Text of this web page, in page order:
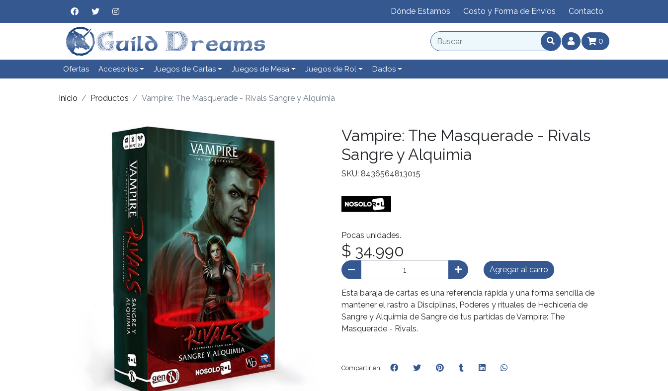
Dónde Estamos Costo y Forma de Envíos Contacto
0
Ofertas Accesorios Juegos de Cartas Juegos de Mesa Juegos de Rol Dados
Inicio Productos Vampire: The Masquerade - Rivals Sangre y Alquimia
Vampire: The Masquerade - Rivals
Sangre y Alquimia
SKU: 8436564813015
Pocas unidades.
$ 34.990
Agregar al carro
Esta baraja de cartas es una referencia rápida y una forma sencilla de
mantener el rastro a Disciplinas, Poderes y rituales de Hechicería de
Sangre y Alquimia de Sangre de tus partidas de Vampire: The
Masquerade - Rivals.
Compartir en: